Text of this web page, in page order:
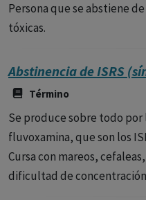
Persona que se abstiene
tóxicas.
Abstinencia de ISRS
Término
Se produce sobre todo por
fluvoxamina, que son los
Cursa con mareos,
dificultad de